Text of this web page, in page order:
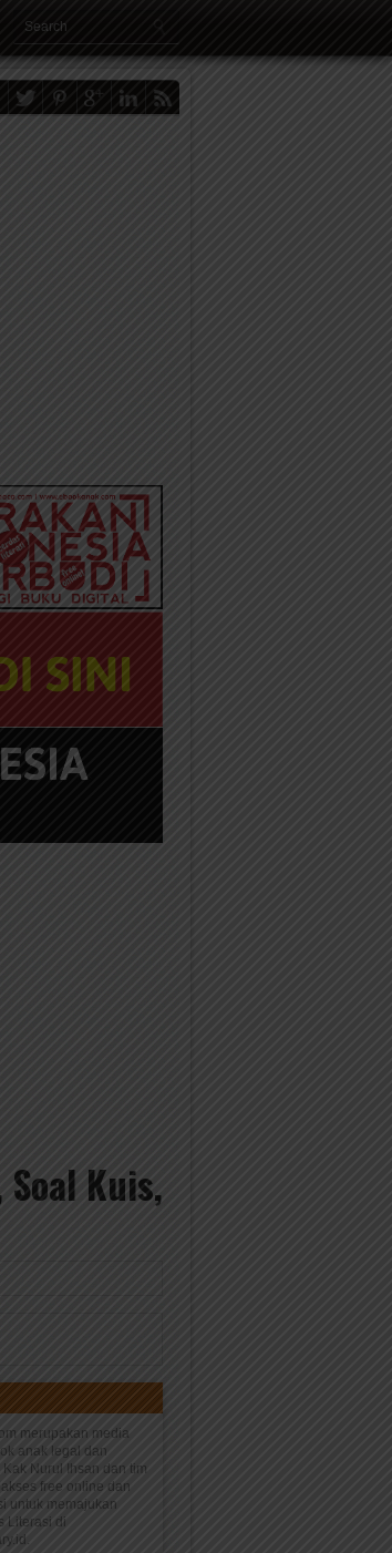
Kuis,
merupakan media
anak legal dan
Nurul Ihsan dan tim
free online dan
untuk memajukan
Literasi di